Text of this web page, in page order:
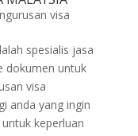
visa
spesialis jasa
dokumen untuk
visa
anda yang ingin
keperluan